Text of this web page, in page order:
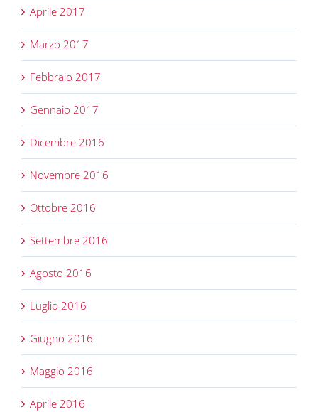
Aprile 2017
Marzo 2017
Febbraio 2017
Gennaio 2017
Dicembre 2016
Novembre 2016
Ottobre 2016
Settembre 2016
Agosto 2016
Luglio 2016
Giugno 2016
Maggio 2016
Aprile 2016